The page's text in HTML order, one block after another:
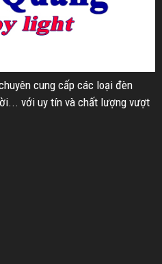
cung cấp các loại đèn
với uy tín và chất lượng vượt